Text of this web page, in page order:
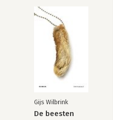
Gijs Wilbrink
De beesten